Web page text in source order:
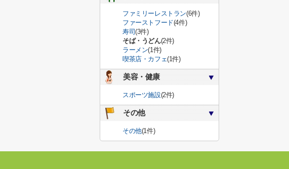
ファミリーレストラン(6件)
ファーストフード(4件)
寿司(3件)
そば・うどん(2件)
ラーメン(1件)
喫茶店・カフェ(1件)
美容・健康
スポーツ施設(2件)
その他
その他(1件)